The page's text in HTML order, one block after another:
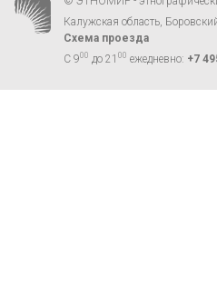
Калужская область,
Схема проезда
С 900 до 21 00 ежедневно: +7